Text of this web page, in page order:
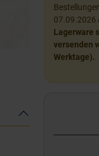
07.09.2026
Lagerware
versenden
Werktage).